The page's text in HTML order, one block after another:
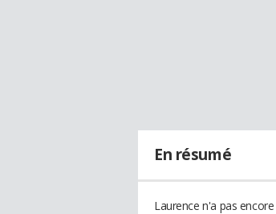
En résumé
Laurence n'a pas